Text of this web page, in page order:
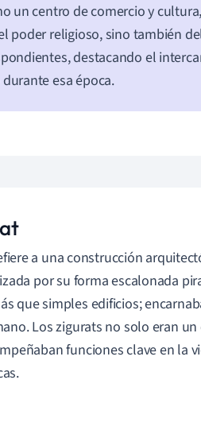
un centro de comercio y
poder religioso, sino también
destacando el
esa época.
a una construcción
por su forma escalonada
que simples edificios;
Los zigurats no solo eran
funciones clave en la